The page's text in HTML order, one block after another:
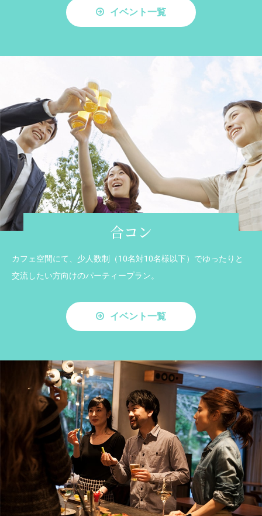
イベント一覧
合コン
カフェ空間にて、少人数制（10名対10名様以下）でゆったりと
交流したい方向けのパーティープラン。
イベント一覧